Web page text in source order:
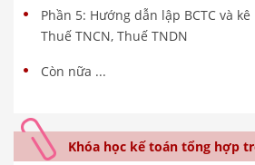
Phần 5: Hướng dẫn lập BCTC và kê
Thuế TNCN, Thuế TNDN
Còn nữa ...
Khóa học kế toán tổng hợp